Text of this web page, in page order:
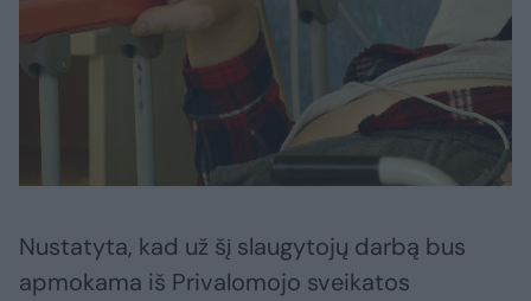
Nustatyta, kad už šį slaugytojų darbą bus
apmokama iš Privalomojo sveikatos